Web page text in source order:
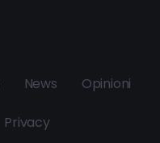
News Opinioni
Privacy